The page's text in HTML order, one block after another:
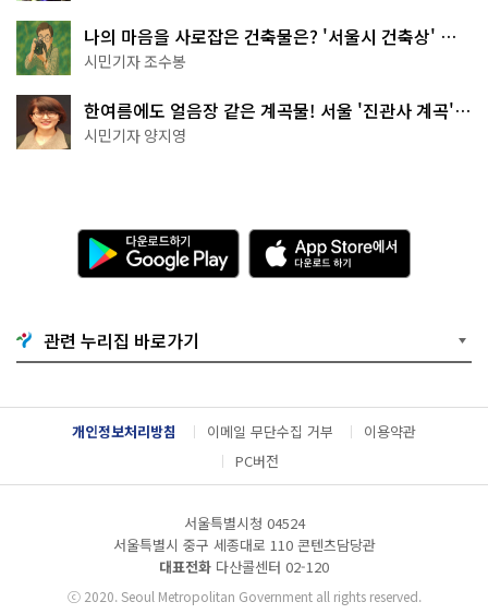
나의 마음을 사로잡은 건축물은? '서울시 건축상' 수
상작 공개!
시민기자 조수봉
한여름에도 얼음장 같은 계곡물! 서울 '진관사 계곡'이
천국이네~
시민기자 양지영
다
운
로
기
G
o
g
l
e
l
A
p
p
e
서
다
운
드
관련 누리집 바로가기
개인정보처리방침 이메일 무단수집 거부
이용약관
PC버전
서울특별시청 04524
서울특별시 중구 세종대로 110 콘텐츠담당관
대표전화 다산콜센터 02-120
ⓒ2020. Seoul Metropolitan Government all rights reserved.